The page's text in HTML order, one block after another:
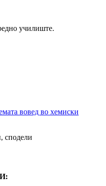
училиште.
вовед во хемиски
сподели